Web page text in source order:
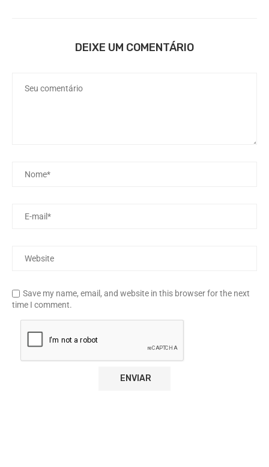
DEIXE UM COMENTÁRIO
Save my name, email, and website in this browser for the next
time I comment.